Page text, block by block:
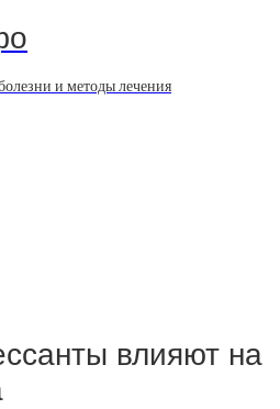
и методы лечения
влияют на